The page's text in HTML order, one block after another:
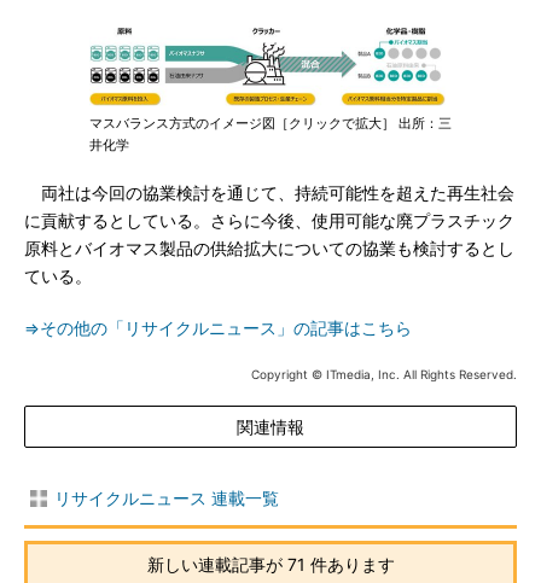
マスバランス方式のイメージ図［クリックで拡大］ 出所：三
井化学
両社は今回の協業検討を通じて、持続可能性を超えた再生社会
に貢献するとしている。さらに今後、使用可能な廃プラスチック
原料とバイオマス製品の供給拡大についての協業も検討するとし
ている。
⇒その他の「リサイクルニュース」の記事はこちら
Copyright © ITmedia, Inc. All Rights Reserved.
関連情報
リサイクルニュース 連載一覧
新しい連載記事が 71 件あります